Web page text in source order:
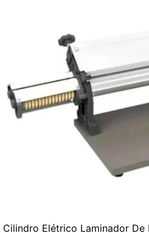
Cilindro Elétrico Laminador